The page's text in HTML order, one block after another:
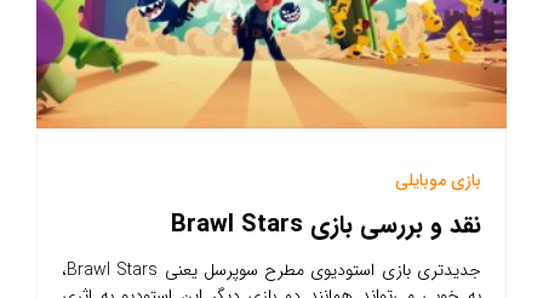
بازی موبایلی
نقد و بررسی بازی Brawl Stars
جدیدتری بازی استودیوی مطرح سوپرسل یعنی Brawl Stars،